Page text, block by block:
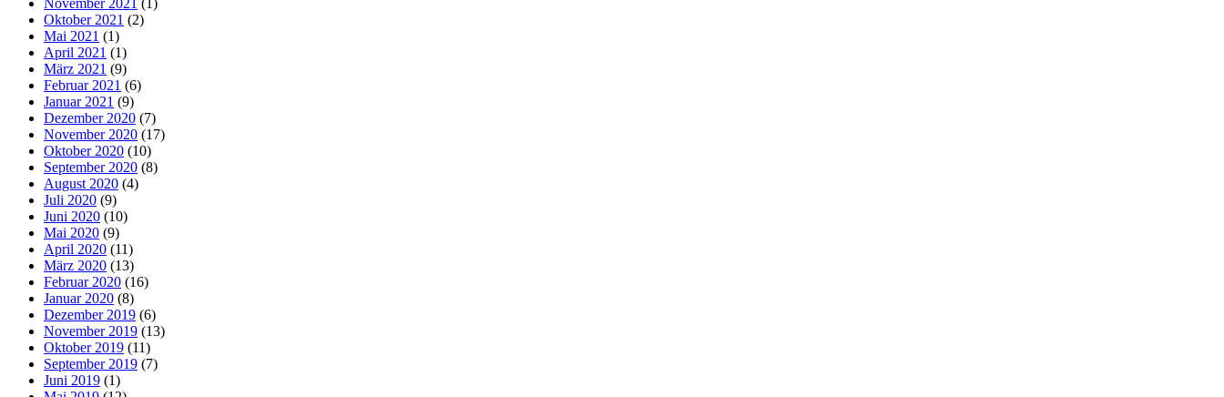
November 2021 (1)
Oktober 2021 (2)
Mai 2021 (1)
April 2021 (1)
März 2021 (9)
Februar 2021 (6)
Januar 2021 (9)
Dezember 2020 (7)
November 2020 (17)
Oktober 2020 (10)
September 2020 (8)
August 2020 (4)
Juli 2020 (9)
Juni 2020 (10)
Mai 2020 (9)
April 2020 (11)
März 2020 (13)
Februar 2020 (16)
Januar 2020 (8)
Dezember 2019 (6)
November 2019 (13)
Oktober 2019 (11)
September 2019 (7)
Juni 2019 (1)